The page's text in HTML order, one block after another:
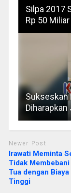
Silpa 2017
Rp 50 Miliar
Sukseskan
Newer Post
Irawati Meminta
Tidak Membebani
Tua dengan Biaya
Tinggi